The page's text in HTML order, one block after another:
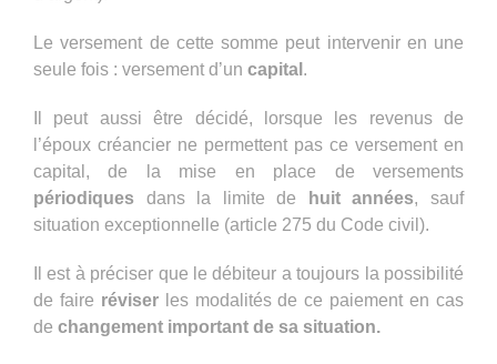
Le versement de cette somme peut intervenir en une
seule fois : versement d’un capital .
Il peut aussi être décidé, lorsque les revenus de
l’époux créancier ne permettent pas ce versement en
capital, de la mise en place de versements
périodiques dans la limite de huit années, sauf
situation exceptionnelle (article 275 du Code civil).
Il est à préciser que le débiteur a toujours la possibilité
de faire réviserles modalités de ce paiement en cas
de changement important de sa situation.